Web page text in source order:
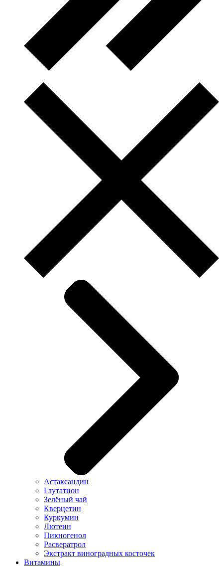
Астаксандин
Глутатион
Зелёный чай
Кверцетин
Куркумин
Лютеин
Пикногенол
Расвератрол
Экстракт виноградных косточек
Витамины